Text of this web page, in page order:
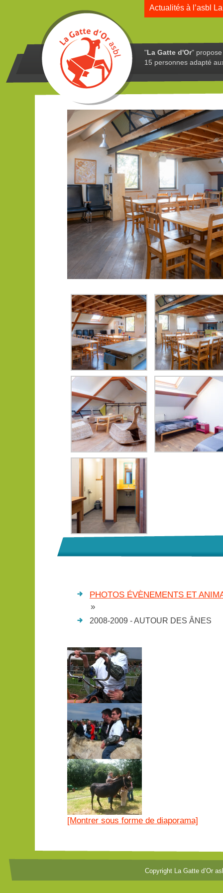
Actualités à l’asbl
"La Gatte d'Or"
15 personnes adapté
PHOTOS ÉVÈNEMENTS ET
»
2008-2009 - AUTOUR DES ÂNES
[Montrer sous forme de diaporama]
Copyright La Gatte d’Or